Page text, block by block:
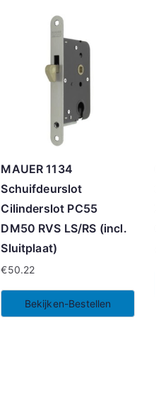
MAUER 1134
Schuifdeurslot
Cilinderslot PC55
DM50 RVS LS/RS (incl.
Sluitplaat)
€50.22
Bekijken-Bestellen